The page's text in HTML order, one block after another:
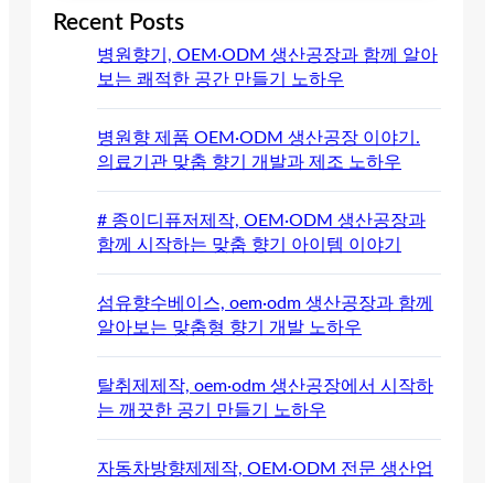
Recent Posts
병원향기, OEM·ODM 생산공장과 함께 알아
보는 쾌적한 공간 만들기 노하우
병원향 제품 OEM·ODM 생산공장 이야기.
의료기관 맞춤 향기 개발과 제조 노하우
# 종이디퓨저제작, OEM·ODM 생산공장과
함께 시작하는 맞춤 향기 아이템 이야기
섬유향수베이스, oem·odm 생산공장과 함께
알아보는 맞춤형 향기 개발 노하우
탈취제제작, oem·odm 생산공장에서 시작하
는 깨끗한 공기 만들기 노하우
자동차방향제제작, OEM·ODM 전문 생산업